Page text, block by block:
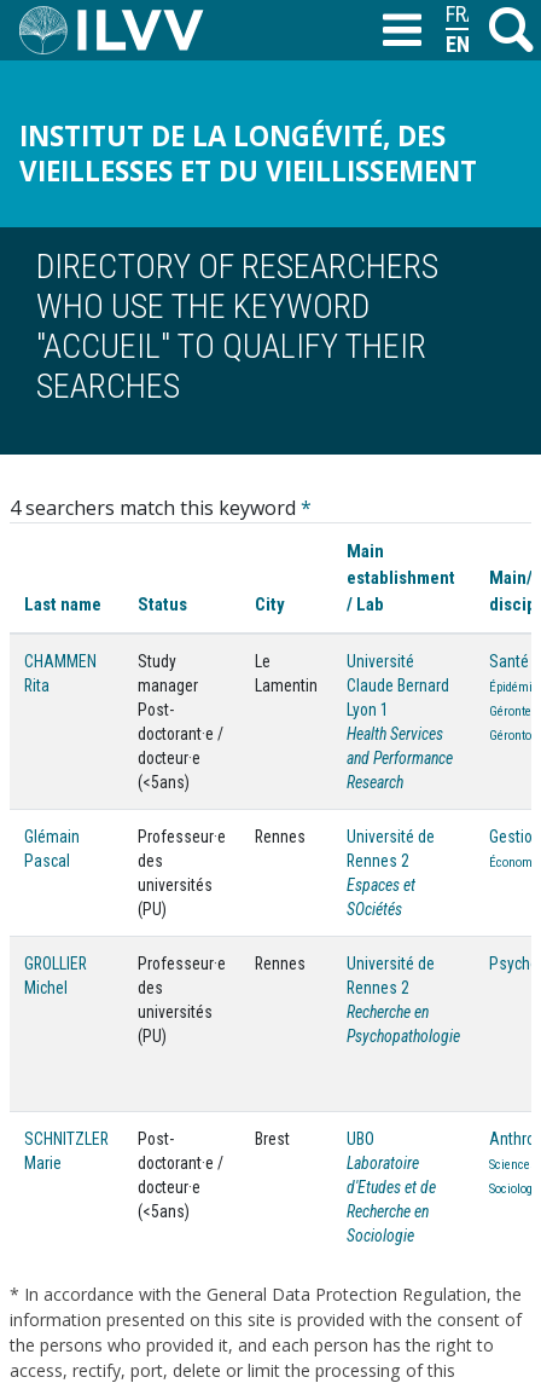
Skip
Search
M
INSTITUT DE LA LONGÉVITÉ, DES
VIEILLESSES ET DU VIEILLISSEMENT
T
DIRECTORY OF RESEARCHERS
WHO USE THE KEYWORD
"ACCUEIL" TO QUALIFY THEIR
SEARCHES
4 searchers match this keyword *
Last name Status City
Main
establishment
/ Lab
Main/
CHAMMEN
Rita
Study
manager
Post-
doctorant·e /
docteur·e
(<5ans)
Le
Lamentin
Université
Claude Bernard
Lyon 1
Health Services
and Performance
Research
Santé
Glémain
Pascal
Professeur·e
des
universités
(PU)
Rennes
Université de
Rennes 2
Espaces et
SOciétés
Gestion
Économie
GROLLIER
Michel
Professeur·e
des
universités
(PU)
Rennes
Université de
Rennes 2
Recherche en
Psychopathologie
SCHNITZLER
Marie
Post-
doctorant·e /
docteur·e
(<5ans)
Brest
UBO
Laboratoire
d'Etudes et de
Recherche en
Sociologie
Sociologie
* In accordance with the General Data Protection Regulation, the
information presented on this site is provided with the consent of
the persons who provided it, and each person has the right to
access, rectify, port, delete or limit the processing of this
FRANÇAIS
ENGLISH